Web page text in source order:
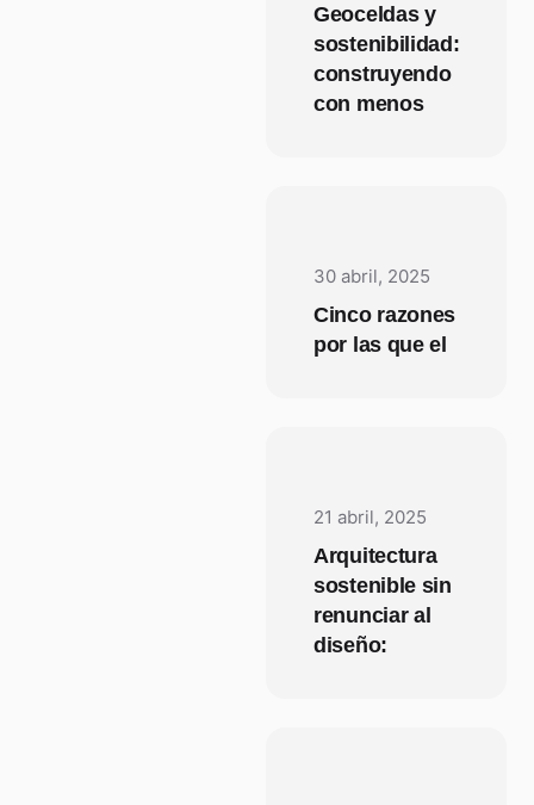
Geoceldas y
sostenibilidad:
construyendo
con menos
30 abril, 2025
Cinco razones
por las que el
21 abril, 2025
Arquitectura
sostenible sin
renunciar al
diseño: